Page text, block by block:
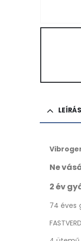
LEÍRÁS
Ne
2 év
74 éves